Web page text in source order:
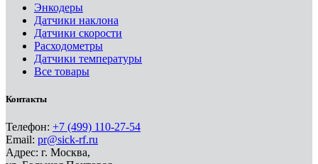
Энкодеры
Датчики наклона
Датчики скорости
Расходометры
Датчики температуры
Все товары
Контакты
Телефон: +7 (499) 110-27-54
Email: pr@sick-rf.ru
Адрес: г. Москва,